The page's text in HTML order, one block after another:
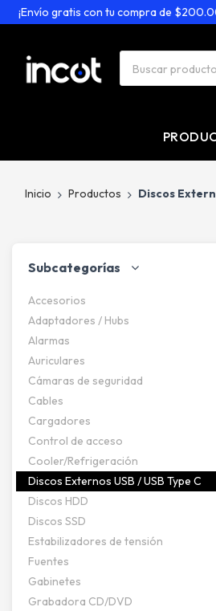
¡Envío gratis con tu compra de
Inicio Productos Discos
Subcategorías
Accesorios
Adaptadores / Hubs
Alarmas
Auriculares
Cámaras de seguridad
Cables
Cargadores
Control de acceso
Cooler/Refrigeración
Discos Externos USB / USB Type C
Discos HDD
Discos SSD
Estabilizadores de tensión
Fuentes
Gabinetes
Grabadora CD/DVD